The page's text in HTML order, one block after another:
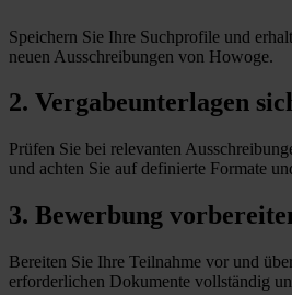
Speichern Sie Ihre Suchprofile und
neuen Ausschreibungen von Howoge.
2. Vergabeunterlagen
Prüfen Sie bei relevanten
und achten Sie auf definierte Formate
3. Bewerbung
Bereiten Sie Ihre Teilnahme vor und
erforderlichen Dokumente vollständig